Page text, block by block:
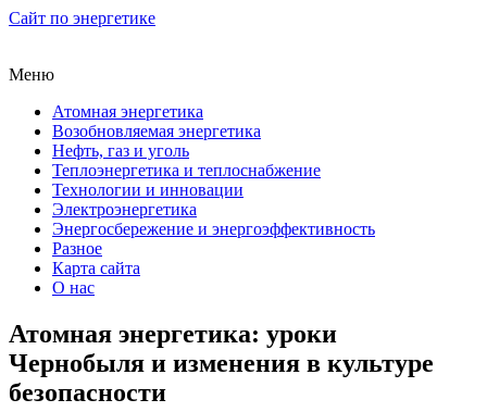
Сайт по энергетике
Меню
Атомная энергетика
Возобновляемая энергетика
Нефть, газ и уголь
Теплоэнергетика и теплоснабжение
Технологии и инновации
Электроэнергетика
Энергосбережение и энергоэффективность
Разное
Карта сайта
О нас
Атомная энергетика: уроки
Чернобыля и изменения в культуре
безопасности